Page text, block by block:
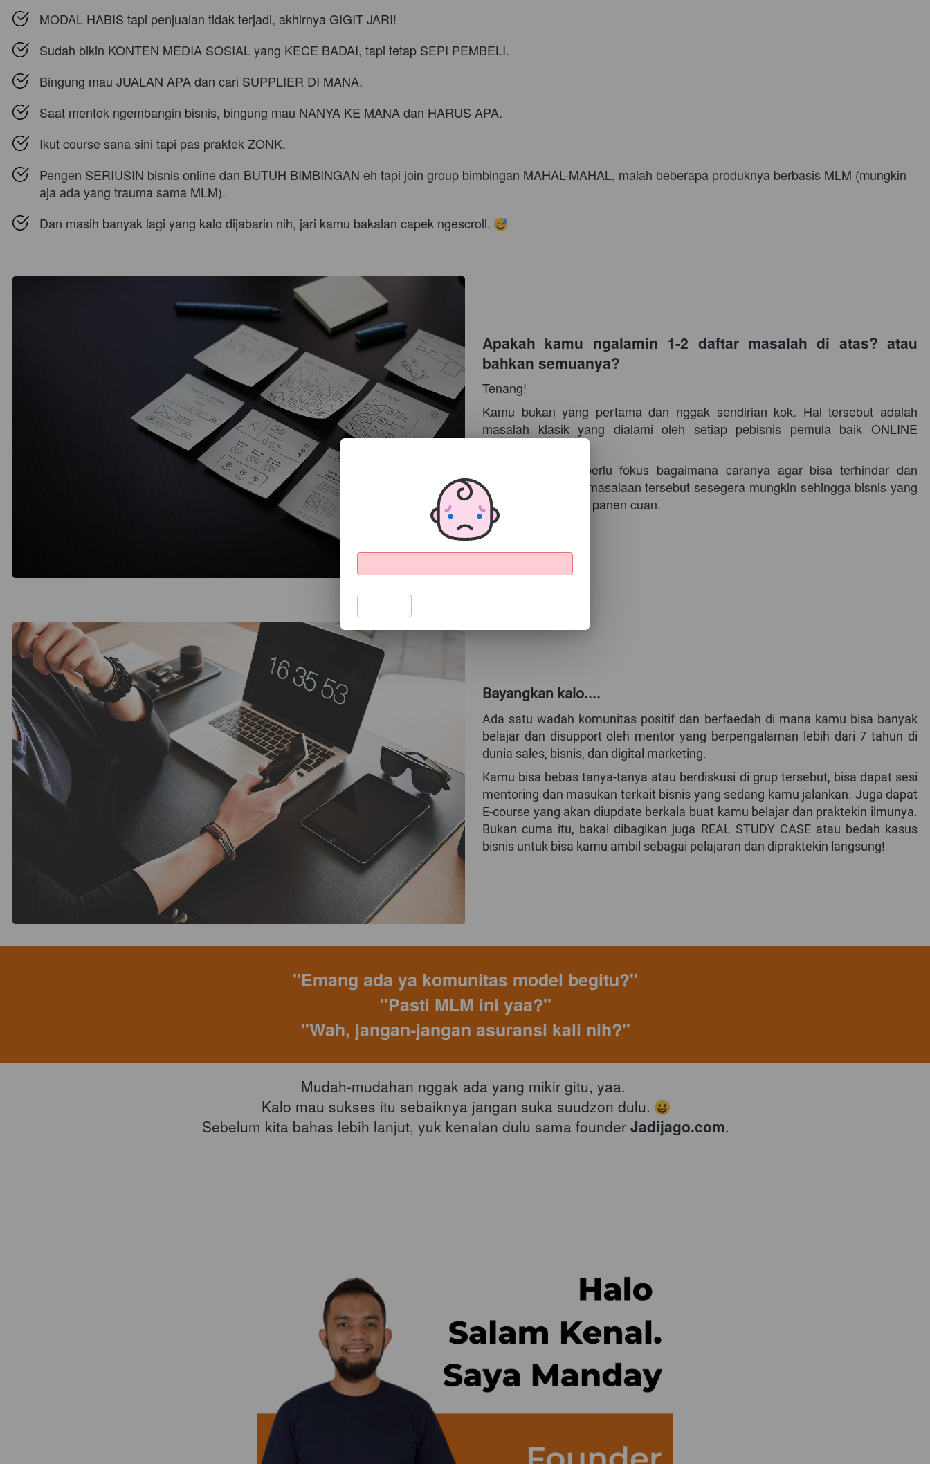
MODAL HABIS tapi penjualan tidak terjadi, akhirnya GIGIT JARI!
Sudah bikin KONTEN MEDIA SOSIAL yang KECE BADAI, tapi tetap SEPI PEMBELI.
Bingung mau JUALAN APA dan cari SUPPLIER DI MANA.
Saat mentok ngembangin bisnis, bingung mau NANYA KE MANA dan HARUS APA.
Ikut course sana sini tapi pas praktek ZONK.
Pengen SERIUSIN bisnis online dan BUTUH BIMBINGAN eh tapi join group bimbingan MAHAL-MAHAL, malah beberapa produknya berbasis MLM (mungkin
aja ada yang trauma sama MLM).
Dan masih banyak lagi yang kalo dijabarin nih, jari kamu bakalan capek ngescroll.
Apakah kamu ngalamin 1-2 daftar masalah di atas? atau
bahkan semuanya?
Tenang!
Kamu bukan yang pertama dan nggak sendirian kok. Hal tersebut adalah
masalah klasik yang dialami oleh setiap pebisnis pemula baik ONLINE
Sekarang, kamu perlu fokus bagaimana caranya agar bisa terhindar dan
menyelesaikan permasalaan tersebut sesegera mungkin sehingga bisnis yang
kamu jalankan bisa panen cuan.
Bayangkan kalo....
Ada satu wadah komunitas positif dan berfaedah di mana kamu bisa banyak
belajar dan disupport oleh mentor yang berpengalaman lebih dari 7 tahun di
dunia sales, bisnis, dan digital marketing.
Kamu bisa bebas tanya-tanya atau berdiskusi di grup tersebut, bisa dapat sesi
mentoring dan masukan terkait bisnis yang sedang kamu jalankan. Juga dapat
E-course yang akan diupdate berkala buat kamu belajar dan praktekin ilmunya.
Bukan cuma itu, bakal dibagikan juga REAL STUDY CASE atau bedah kasus
bisnis untuk bisa kamu ambil sebagai pelajaran dan dipraktekin langsung!
"Emang ada ya komunitas model begitu?"
"Pasti MLM ini yaa?"
"Wah, jangan-jangan asuransi kali nih?"
Mudah-mudahan nggak ada yang mikir gitu, yaa.
Kalo mau sukses itu sebaiknya jangan suka suudzon dulu.
Sebelum kita bahas lebih lanjut, yuk kenalan dulu sama founder Jadijago.com.